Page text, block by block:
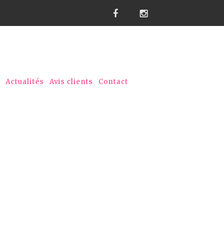
Actualités Avis clients Contact